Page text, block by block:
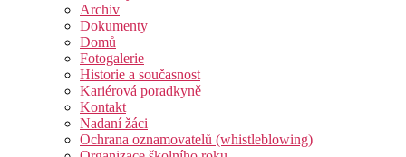
Archiv
Dokumenty
Domů
Fotogalerie
Historie a současnost
Kariérová poradkyně
Kontakt
Nadaní žáci
Ochrana oznamovatelů (whistleblowing)